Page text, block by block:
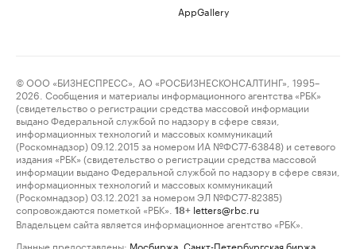
AppGallery
© ООО «БИЗНЕСПРЕСС», АО «РОСБИЗНЕСКОНСАЛТИНГ», 1995–
2026. Сообщения и материалы информационного агентства «РБК»
(свидетельство о регистрации средства массовой информации
выдано Федеральной службой по надзору в сфере связи,
информационных технологий и массовых коммуникаций
(Роскомнадзор) 09.12.2015 за номером ИА №ФС77-63848) и сетевого
издания «РБК» (свидетельство о регистрации средства массовой
информации выдано Федеральной службой по надзору в сфере связи,
информационных технологий и массовых коммуникаций
(Роскомнадзор) 03.12.2021 за номером ЭЛ №ФС77-82385)
сопровождаются пометкой «РБК».
18+ letters@rbc.ru
Владельцем сайта является информационное агентство «РБК».
Данные предоставлены: Мосбиржа Санкт-Петербургская биржа